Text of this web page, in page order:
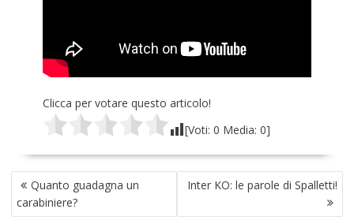
Clicca per votare questo articolo!
[Voti: 0 Media: 0]
NAVIGAZIONE
ARTICOLI
Quanto guadagna un
carabiniere?
Inter KO: le parole di Spalletti!